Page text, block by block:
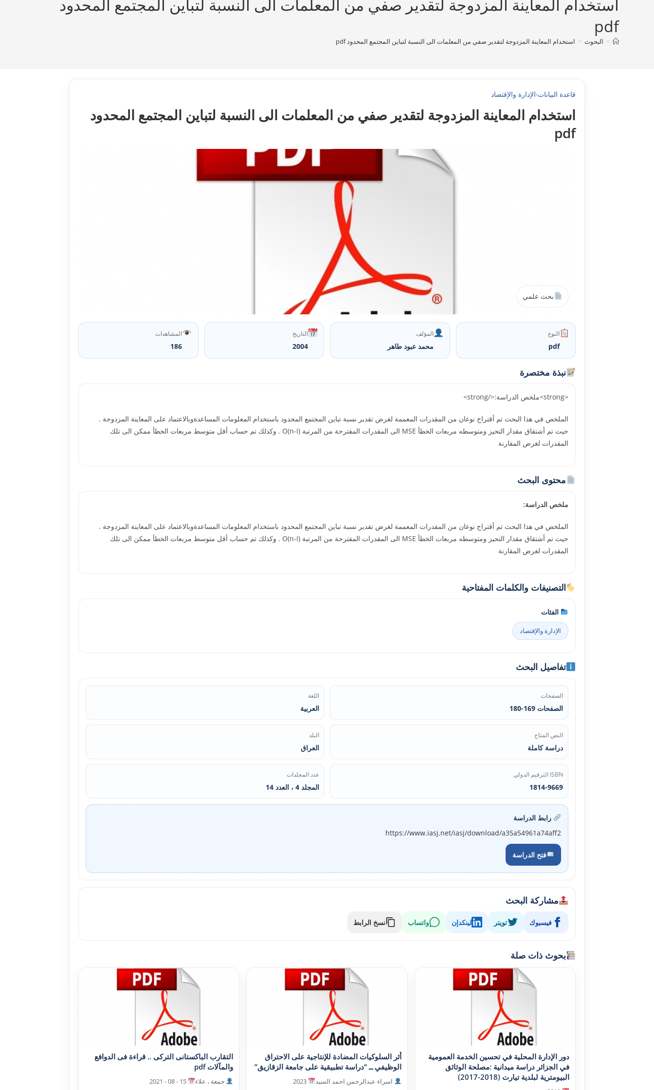
استخدام المعاينة المزدوجة لتقدير صفي من المعلمات الى النسبة لتباين المجتمع المحدود
pdf
> البحوث > استخدام المعاينة المزدوجة لتقدير صفي من المعلمات الى النسبة لتباين المجتمع المحدود pdf
قاعدة البيانات›الإدارة والإقتصاد
استخدام المعاينة المزدوجة لتقدير صفي من المعلمات الى النسبة لتباين المجتمع المحدود
pdf
بحث علمي
النوع
pdf
المؤلف
محمد عبود طاهر
التاريخ
2004
المشاهدات
186
نبذة مختصرة
<strong>ملخص الدراسة:</strong>
الملخص في هذا البحث تم أقتراح نوعان من المقدرات المعممة لغرض تقدير نسبة تباين المجتمع المحدود باستخدام المعلومات المساعدةوبالاعتماد على المعاينة المزدوجة .
حيث تم أشتقاق مقدار التحيز ومتوسطه مربعات الخطأ MSE الى المقدرات المقترحة من المرتبة O(n-I) . وكذلك تم حساب أقل متوسط مربعات الخطأ ممكن الى تلك
المقدرات لغرض المقارنة
محتوى البحث
ملخص الدراسة:
الملخص في هذا البحث تم أقتراح نوعان من المقدرات المعممة لغرض تقدير نسبة تباين المجتمع المحدود باستخدام المعلومات المساعدةوبالاعتماد على المعاينة المزدوجة .
حيث تم أشتقاق مقدار التحيز ومتوسطه مربعات الخطأ MSE الى المقدرات المقترحة من المرتبة O(n-I) . وكذلك تم حساب أقل متوسط مربعات الخطأ ممكن الى تلك
المقدرات لغرض المقارنة
التصنيفات والكلمات المفتاحية
الفئات
الإدارة والإقتصاد
تفاصيل البحث
الصفحات
الصفحات 169-180
اللغة
العربية
النص المتاح
دراسة كاملة
البلد
العراق
ISBN الترقيم الدولي
1814-9669
عدد المجلدات
المجلد 4 ، العدد 14
رابط الدراسة
https://www.iasj.net/iasj/download/a35a54961a74aff2
فتح الدراسة
مشاركة البحث
فيسبوك تويتر لينكدإن واتساب نسخ الرابط
بحوث ذات صلة
دور الإدارة المحلية في تحسين الخدمة العمومية
في الجزائر دراسة ميدانية :مصلحة الوثائق
البيومترية لبلدية تيارت (2018-2017)
أثر السلوکيات المضادة للإنتاجية على الاحتراق
الوظيفي ــ “دراسة تطبيقية على جامعة الزقازيق”
اسراء عبدالرحمن احمد السيد
التقارب الباکستانى الترکى .. قراءة فى الدوافع
والمآلات pdf
جمعة ، علاء 15 - 08 - 2021